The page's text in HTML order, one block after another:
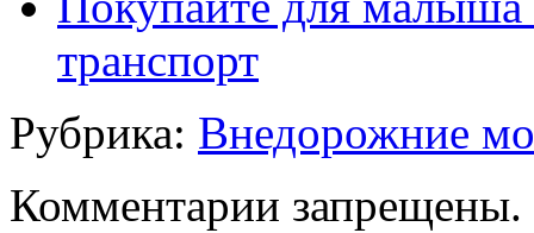
транспорт
Рубрика: Внедорожние
Комментарии запрещены.